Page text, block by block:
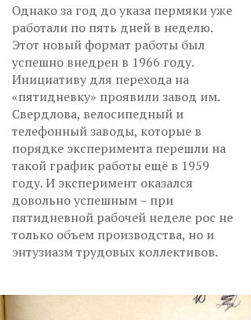
Однако за год до указа пермяки уже
работали по пять дней в неделю.
Этот новый формат работы был
успешно внедрен в 1966 году.
Инициативу для перехода на
«пятидневку» проявили завод им.
Свердлова, велосипедный и
телефонный заводы, которые в
порядке эксперимента перешли на
такой график работы ещё в 1959
году. И эксперимент оказался
довольно успешным – при
пятидневной рабочей неделе рос не
только объем производства, но и
энтузиазм трудовых коллективов.